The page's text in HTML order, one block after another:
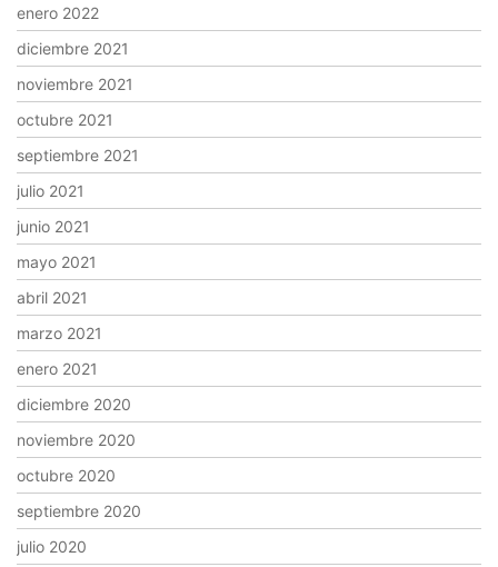
enero 2022
diciembre 2021
noviembre 2021
octubre 2021
septiembre 2021
julio 2021
junio 2021
mayo 2021
abril 2021
marzo 2021
enero 2021
diciembre 2020
noviembre 2020
octubre 2020
septiembre 2020
julio 2020